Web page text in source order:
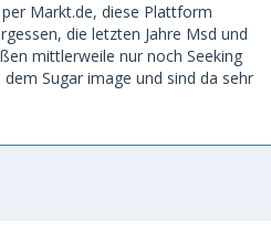
gemacht und sie könnte sich
funktioniert dann wird sie dir
dann ist zu 99 % eine Semi
Markt.de, diese Plattform
die letzten Jahre Msd und
mittlerweile nur noch Seeking
Sugar image und sind da sehr